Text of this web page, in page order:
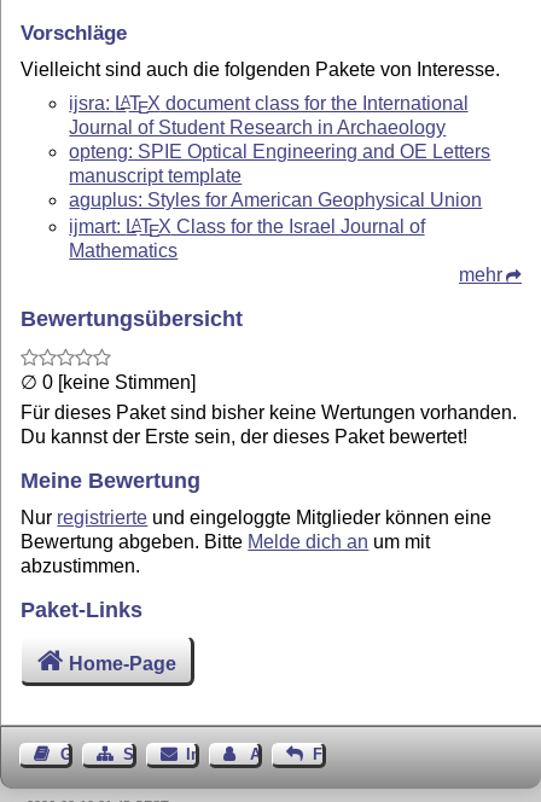
Vorschläge
Vielleicht sind auch die folgenden Pakete von Interesse.
ijsra: LATEX document class for the International
Journal of Student Research in Archaeology
opteng: SPIE Optical Engineering and OE Letters
manuscript template
aguplus: Styles for American Geophysical Union
ijmart: LATEX Class for the Israel Journal of
Mathematics
mehr
Bewertungsübersicht
∅ 0 [keine Stimmen]
Für dieses Paket sind bisher keine Wertungen vorhanden.
Du kannst der Erste sein, der dieses Paket bewertet!
Meine Bewertung
Nur registrierte und eingeloggte Mitglieder können eine
Bewertung abgeben. Bitte Melde dich an um mit
abzustimmen.
Paket-Links
Home-Page
GästebuchSeiten-Struktur
ImpressumAutor kontaktieren
Feedback